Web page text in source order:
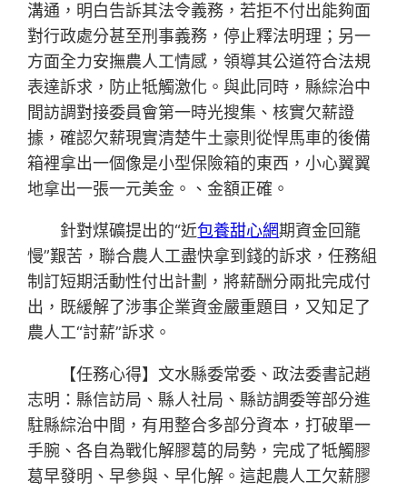
溝通，明白告訴其法令義務，若拒不付出能夠面
對行政處分甚至刑事義務，停止釋法明理；另一
方面全力安撫農人工情感，領導其公道符合法規
表達訴求，防止牴觸激化。與此同時，縣綜治中
間訪調對接委員會第一時光搜集、核實欠薪證
據，確認欠薪現實清楚牛土豪則從悍馬車的後備
箱裡拿出一個像是小型保險箱的東西，小心翼翼
地拿出一張一元美金。、金額正確。
針對煤礦提出的“近包養甜心網期資金回籠
慢”艱苦，聯合農人工盡快拿到錢的訴求，任務組
制訂短期活動性付出計劃，將薪酬分兩批完成付
出，既緩解了涉事企業資金嚴重題目，又知足了
農人工“討薪”訴求。
【任務心得】文水縣委常委、政法委書記趙
志明：縣信訪局、縣人社局、縣訪調委等部分進
駐縣綜治中間，有用整合多部分資本，打破單一
手腕、各自為戰化解膠葛的局勢，完成了牴觸膠
葛早發明、早參與、早化解。這起農人工欠薪膠